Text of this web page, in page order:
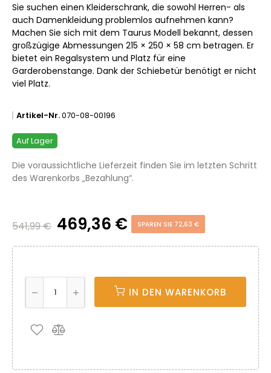
Sie suchen einen Kleiderschrank, die sowohl Herren- als
auch Damenkleidung problemlos aufnehmen kann?
Machen Sie sich mit dem Taurus Modell bekannt, dessen
großzügige Abmessungen 215 × 250 × 58 cm betragen. Er
bietet ein Regalsystem und Platz für eine
Garderobenstange. Dank der Schiebetür benötigt er nicht
viel Platz.
Artikel-Nr.070-08-00196
Auf Lager
Die voraussichtliche Lieferzeit finden Sie im letzten Schritt
des Warenkorbs „Bezahlung“.
541,99 € 469,36 € SPAREN SIE 72,63 €
IN DEN WARENKORB